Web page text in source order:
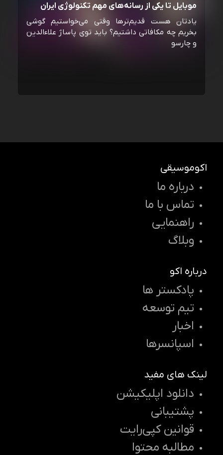
موبایل تا یکی از رسانه‌‌های مهم تکنولوژی ایران
یادتان هست قدیم‌ترها وقتی می‌خواستیم گوشی
بخریم چه مکافاتی داشتیم؟ باید توی پاساژ علاءالدین
و چارسو
اکوموسیقی
درباره ما
تماس با ما
راهنمایی
وبلاگ
درباره اکو
پادکستر ها
تیم توسعه
اخبار
اسپانسرها
لینک های مفید
دانلود اپلیکیشن
پشتیبانی
قوانین کپی‌رایت
مطالبه محتوا